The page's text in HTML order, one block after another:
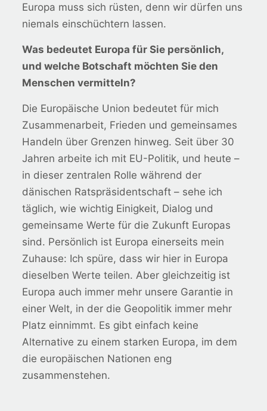
Europa muss sich rüsten, denn wir dürfen uns
niemals einschüchtern lassen.
Was bedeutet Europa für Sie persönlich,
und welche Botschaft möchten Sie den
Menschen vermitteln?
Die Europäische Union bedeutet für mich
Zusammenarbeit, Frieden und gemeinsames
Handeln über Grenzen hinweg. Seit über 30
Jahren arbeite ich mit EU-Politik, und heute –
in dieser zentralen Rolle während der
dänischen Ratspräsidentschaft – sehe ich
täglich, wie wichtig Einigkeit, Dialog und
gemeinsame Werte für die Zukunft Europas
sind. Persönlich ist Europa einerseits mein
Zuhause: Ich spüre, dass wir hier in Europa
dieselben Werte teilen. Aber gleichzeitig ist
Europa auch immer mehr unsere Garantie in
einer Welt, in der die Geopolitik immer mehr
Platz einnimmt. Es gibt einfach keine
Alternative zu einem starken Europa, im dem
die europäischen Nationen eng
zusammenstehen.